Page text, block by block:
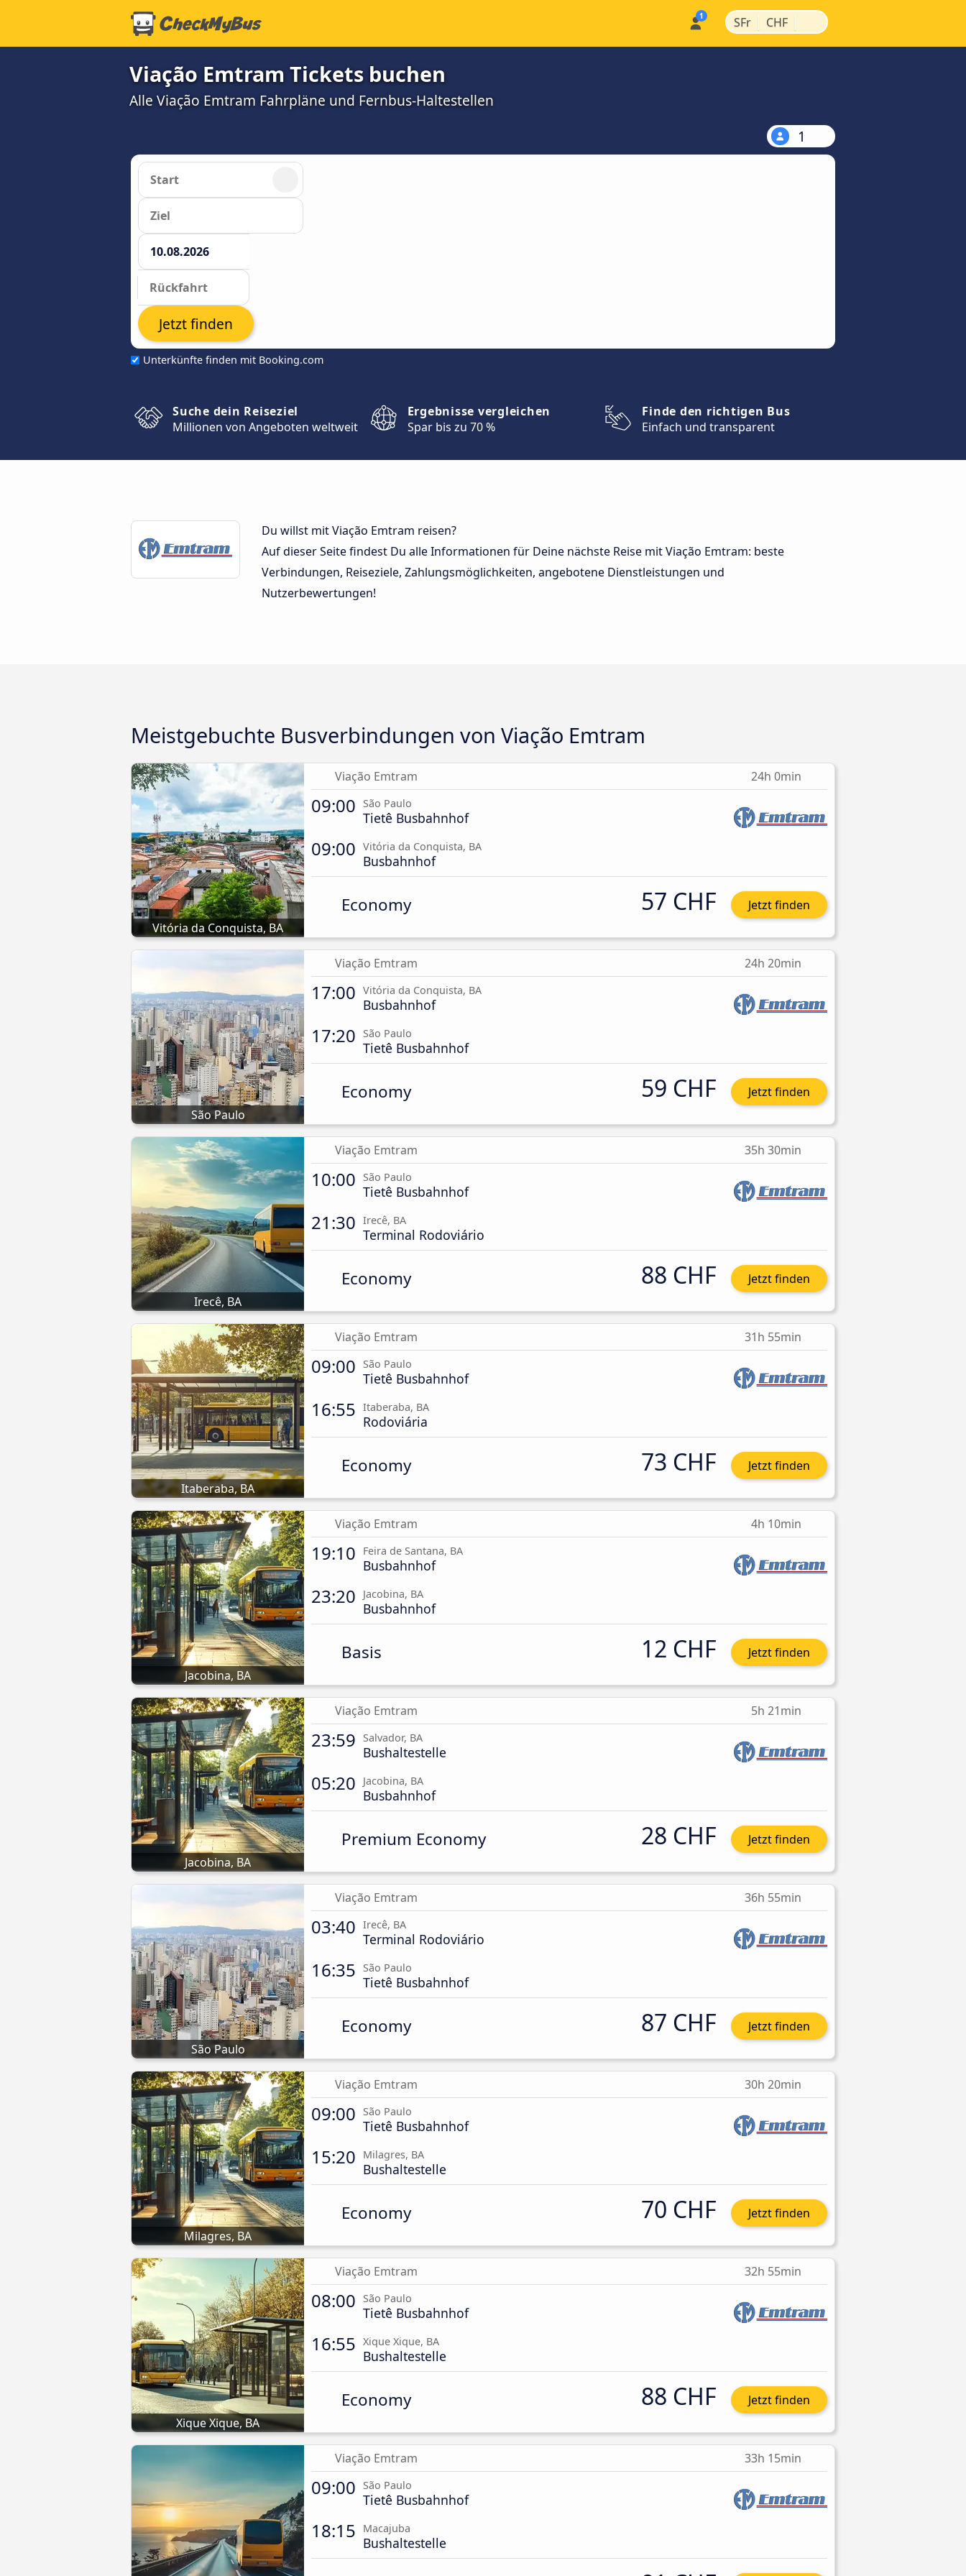
SFr | CHF |
Viação Emtram Tickets buchen
Alle Viação Emtram Fahrpläne und Fernbus-Haltestellen
1
Unterkünfte finden mit Booking.com
Jetzt finden
Suche dein Reiseziel
Millionen von Angeboten weltweit
Ergebnisse vergleichen
Spar bis zu 70 %
Finde den richtigen Bus
Einfach und transparent
Du willst mit Viação Emtram reisen?
Auf dieser Seite findest Du alle Informationen für Deine nächste Reise mit Viação Emtram: beste
Verbindungen, Reiseziele, Zahlungsmöglichkeiten, angebotene Dienstleistungen und
Nutzerbewertungen!
Meistgebuchte Busverbindungen von Viação Emtram
Vitória da Conquista, BA
Viação Emtram 24h 0min
09:00 São Paulo
Tietê Busbahnhof
09:00 Vitória da Conquista, BA
Busbahnhof
Economy 57 CHF Jetzt finden
São Paulo
Viação Emtram 24h 20min
17:00 Vitória da Conquista, BA
Busbahnhof
17:20 São Paulo
Tietê Busbahnhof
Economy 59 CHF Jetzt finden
Irecê, BA
Viação Emtram 35h 30min
10:00 São Paulo
Tietê Busbahnhof
21:30 Irecê, BA
Terminal Rodoviário
Economy 88 CHF Jetzt finden
Itaberaba, BA
Viação Emtram 31h 55min
09:00 São Paulo
Tietê Busbahnhof
16:55 Itaberaba, BA
Rodoviária
Economy 73 CHF Jetzt finden
Jacobina, BA
Viação Emtram 4h 10min
19:10 Feira de Santana, BA
Busbahnhof
23:20 Jacobina, BA
Busbahnhof
Basis 12 CHF Jetzt finden
Jacobina, BA
Viação Emtram 5h 21min
23:59 Salvador, BA
Bushaltestelle
05:20 Jacobina, BA
Busbahnhof
Premium Economy 28 CHF Jetzt finden
São Paulo
Viação Emtram 36h 55min
03:40 Irecê, BA
Terminal Rodoviário
16:35 São Paulo
Tietê Busbahnhof
Economy 87 CHF Jetzt finden
Milagres, BA
Viação Emtram 30h 20min
09:00 São Paulo
Tietê Busbahnhof
15:20 Milagres, BA
Bushaltestelle
Economy 70 CHF Jetzt finden
Xique Xique, BA
Viação Emtram 32h 55min
08:00 São Paulo
Tietê Busbahnhof
16:55 Xique Xique, BA
Bushaltestelle
Economy 88 CHF Jetzt finden
Viação Emtram 33h 15min
09:00 São Paulo
Tietê Busbahnhof
18:15 Macajuba
Bushaltestelle